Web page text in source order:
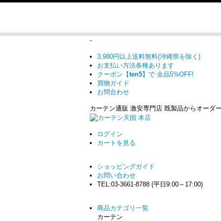
-
3,980円以上送料無料(沖縄県を除く)
お支払い方法各種あります
クーポン【ten5】で 全品5%OFF!
買物ガイド
お問合わせ
カーテン通販 激安専門店 既製品からオーダ
ログイン
カート を見る
ショッピングガイド
お問い合わせ
TEL:03-3661-8788 (平日9:00～17:00)
商品カテゴリ一覧
カーテン